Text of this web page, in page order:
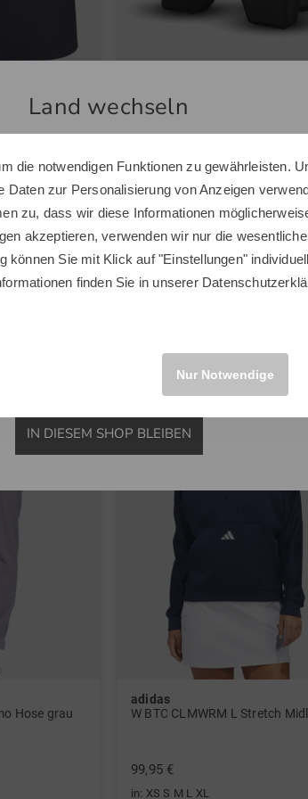
navy
Shot Scope
LM1 Launchmonitor schwarz
239,00 €
in: Einheitsgröße
Hose grau
adidas
99,95 €
in: XS S M L XL
Land wechseln
sich in einem anderen Land zu befinden.
Sie den Golf House Shop wechseln?
IN DIESEM SHOP BLEIBEN
die notwendigen Funktionen zu gewährleisten.
Daten zur Personalisierung von Anzeigen
zu, dass wir diese Informationen
akzeptieren, verwenden wir nur die
können Sie mit Klick auf "Einstellungen"
finden Sie in unserer
Nur Notwendige